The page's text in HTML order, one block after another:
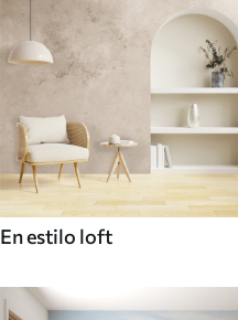
En estilo loft